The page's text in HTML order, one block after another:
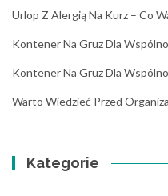
Urlop Z Alergią Na Kurz – Co
Kontener Na Gruz Dla
Kontener Na Gruz Dla
Warto Wiedzieć Przed
Kategorie